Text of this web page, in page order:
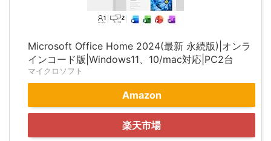
Microsoft Office Home 2024(最新 永続版)|オンラ
インコード版|Windows11、10/mac対応|PC2台
マイクロソフト
Amazon
楽天市場